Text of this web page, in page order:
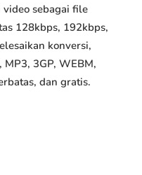
sebagai file
128kbps, 192kbps,
konversi,
3GP, WEBM,
dan gratis.